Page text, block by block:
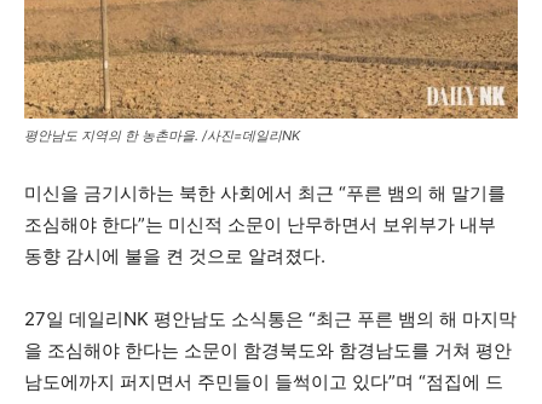
평안남도 지역의 한 농촌마을. /사진=데일리NK
미신을 금기시하는 북한 사회에서 최근 “푸른 뱀의 해 말기를
조심해야 한다”는 미신적 소문이 난무하면서 보위부가 내부
동향 감시에 불을 켠 것으로 알려졌다.
27일 데일리NK 평안남도 소식통은 “최근 푸른 뱀의 해 마지막
을 조심해야 한다는 소문이 함경북도와 함경남도를 거쳐 평안
남도에까지 퍼지면서 주민들이 들썩이고 있다”며 “점집에 드